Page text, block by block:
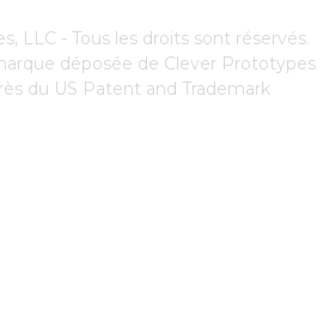
LLC - Tous les droits sont réservés.
déposée de Clever Prototypes
du US Patent and Trademark